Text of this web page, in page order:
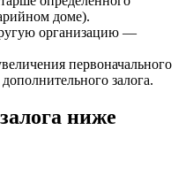
доме).
организацию —
первоначального
залога.
ниже